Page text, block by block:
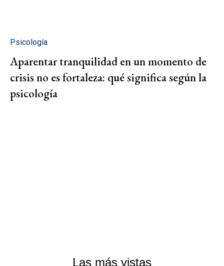
Psicología
Aparentar tranquilidad en un momento de
crisis no es fortaleza: qué significa según la
psicología
Las más vistas